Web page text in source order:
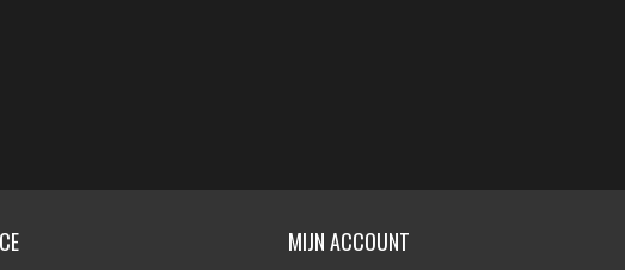
MIJN ACCOUNT